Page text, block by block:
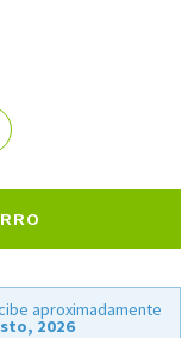
aproximadamente
2026